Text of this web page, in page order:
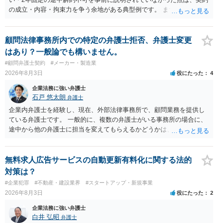
の成立・内容・拘束力を争う余地がある典型例です。 まずは、運営と
みてはいかがでしょうか。 また同時並行で（もしまだされていないの
であれば）書面で退所意思の明確化はしておくべきだと考えます。
顧問法律事務所内での特定の弁護士拒否、弁護士変更
はあり？一般論でも構いません。
#顧問弁護士契約 #メーカー・製造業
2026年8月3日 役にたった 4
企業法務に強い弁護士
石戸 悠太朗 弁護士
企業内弁護士を経験し、現在、外部法律事務所で、顧問業務を提供し
ている弁護士です。 一般的に、複数の弁護士がいる事務所の場合に、
途中から他の弁護士に担当を変えてもらえるかどうかは、当該事務所
が不満を抱いている弁護士を担当にすることは望ましくないため、別
の弁護士に変更するのが通常でしょう。それでも、担当弁護士を変え
てくれない場合は、他の弁護士の担当案件が一般で担当を変えられな
いなどの事情があるかと思います。 担当弁護士が変わらず、仕事内容
も改善されない場合には、決済権限を持つ上司に相談し、顧問契約自
体を見直すのが一番かと思います。
無料求人広告サービスの自動更新有料化に関する法的
対策は？
#企業犯罪 #不動産・建設業界 #スタートアップ・新規事業
2026年8月3日 役にたった 2
企業法務に強い弁護士
白井 弘昭 弁護士